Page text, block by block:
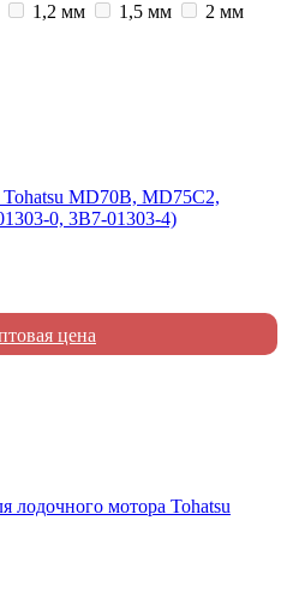
1,2 мм 1,5 мм
2 мм
MD70B, MD75C2,
0, 3B7-01303-4)
цена
лодочного мотора Tohatsu